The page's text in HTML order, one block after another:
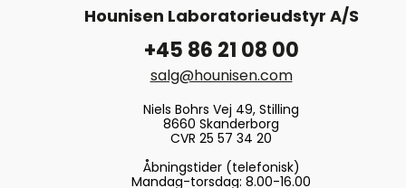
Hounisen Laboratorieudstyr A/S
+45 86 21 08 00
salg@hounisen.com
Niels Bohrs Vej 49, Stilling
8660 Skanderborg
CVR 25 57 34 20
Åbningstider (telefonisk)
Mandag-torsdag: 8.00-16.00